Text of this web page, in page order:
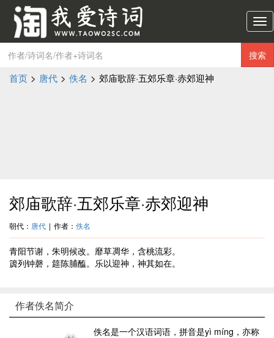
淘
我
爱
诗
搜索
首页 > 唐代 > 佚名 > 郊庙歌辞·五郊乐章·赤郊迎神
郊庙歌辞·五郊乐章·赤郊迎神
朝代： 唐代 | 作者： 佚名
青阳节谢，朱明候改。靡草凋华，含桃流彩。
簴列钟磬，筵陈脯醢。乐以迎神，神其如在。
作者佚名简介
佚名是一个汉语词语，拼音是yì míng，亦称